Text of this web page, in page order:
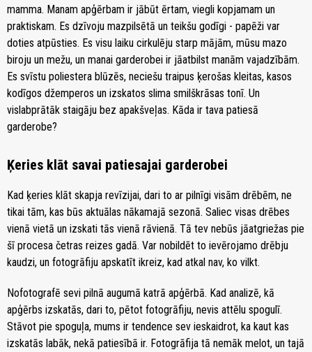
mamma. Manam apģērbam ir jābūt ērtam, viegli kopjamam un
praktiskam. Es dzīvoju mazpilsētā un teikšu godīgi - papēži var
doties atpūsties. Es visu laiku cirkulēju starp mājām, mūsu mazo
biroju un mežu, un manai garderobei ir jāatbilst manām vajadzībām.
Es svīstu poliestera blūzēs, neciešu traipus ķerošas kleitas, kasos
kodīgos džemperos un izskatos slima smilškrāsas tonī. Un
vislabprātāk staigāju bez apakšveļas. Kāda ir tava patiesā
garderobe?
Ķeries klāt savai patiesajai garderobei
Kad ķeries klāt skapja revīzijai, dari to ar pilnīgi visām drēbēm, ne
tikai tām, kas būs aktuālas nākamajā sezonā. Saliec visas drēbes
vienā vietā un izskati tās vienā rāvienā. Tā tev nebūs jāatgriežas pie
šī procesa četras reizes gadā. Var nobildēt to ievērojamo drēbju
kaudzi, un fotogrāfiju apskatīt ikreiz, kad atkal nav, ko vilkt.
Nofotografē sevi pilnā augumā katrā apģērbā. Kad analizē, kā
apģērbs izskatās, dari to, pētot fotogrāfiju, nevis attēlu spogulī.
Stāvot pie spoguļa, mums ir tendence sev ieskaidrot, ka kaut kas
izskatās labāk, nekā patiesībā ir. Fotogrāfija tā nemāk melot, un tajā